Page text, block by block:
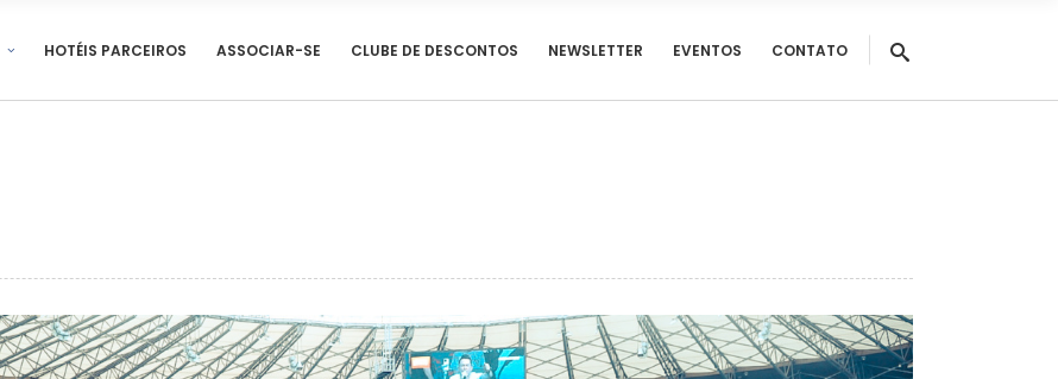
HOTÉIS PARCEIROS ASSOCIAR-SE CLUBE DE DESCONTOS NEWSLETTER EVENTOS CONTATO